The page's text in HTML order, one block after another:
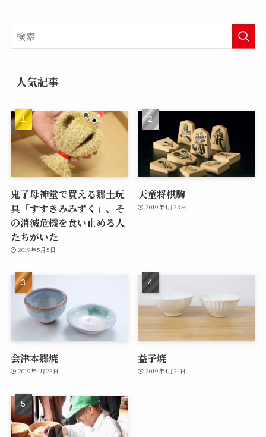
人気記事
鬼子母神堂で買える郷土玩
具「すすきみみずく」、そ
の消滅危機を食い止める人
たちがいた
2019年5月5日
天童将棋駒
2019年4月23日
会津本郷焼
2019年4月23日
益子焼
2019年4月24日